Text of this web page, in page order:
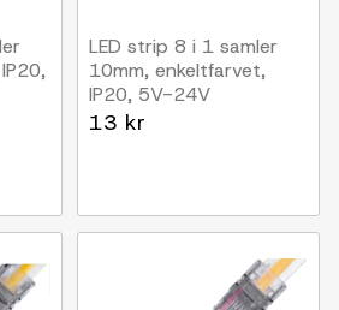
LED strip 8 i 1 samler
10mm, enkeltfarvet,
IP20, 5V-24V
13 kr